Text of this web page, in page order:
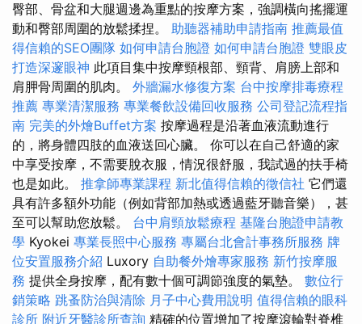
臀部、骨盆和大腿週邊為重點的按摩方案，強調橫向搖擺運
動和臀部周圍的放鬆揉捏。 助聽器補助申請指南 推薦最值
得信賴的SEO團隊 如何申請台胞證 如何申請台胞證 雙眼皮
打造深邃眼神 此項目集中按摩頸根部、頸背、肩膀上部和
肩胛骨周圍的肌肉。 外牆漏水修復方案 台中按摩排毒療程
推薦 專業清潔服務 專業餐飲設備回收服務 公司登記流程指
南 完美的外燴Buffet方案 按摩過程是沿著血液流動進行
的，將身體四肢的血液送回心臟。 你可以在自己舒適的家
中享受按摩，不需要脫衣服，情況很舒服，我試過的扶手椅
也是如此。 推拿師專業課程 新北值得信賴的徵信社 它們還
具有許多額外功能（例如背部加熱或透過藍牙聽音樂），甚
至可以幫助您放鬆。 台中肩頸放鬆療程 基隆台胞證申請教
學 Kyokei 專業長照中心服務 專屬台北會計事務所服務 牌
位安置服務介紹 Luxory 自助餐外燴專家服務 新竹按摩服
務 提供全身按摩，配有數十個可調節強度的氣墊。 數位行
銷策略 跳蚤防治與清除 月子中心費用說明 值得信賴的眼科
診所 附近牙醫診所查詢 精確的位置增加了按摩滾輪對脊椎